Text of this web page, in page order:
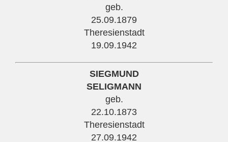
geb.
25.09.1879
Theresienstadt
19.09.1942
SIEGMUND
SELIGMANN
geb.
22.10.1873
Theresienstadt
27.09.1942